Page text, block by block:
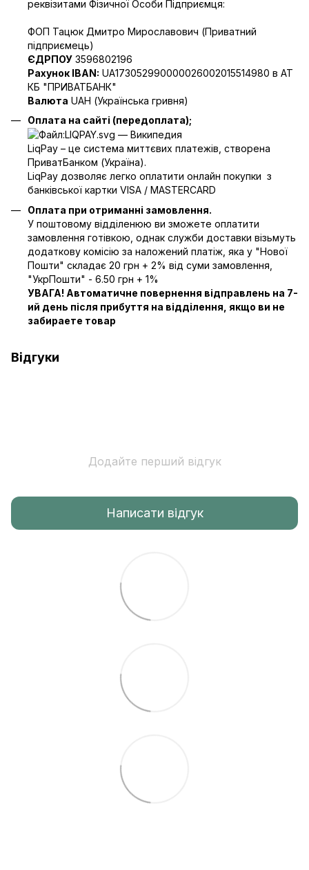
реквізитами Фізичної Особи Підприємця:
ФОП Тацюк Дмитро Мирославович (Приватний
пiдприємець)
ЄДРПОУ 3596802196
Рахунок IBAN: UA173052990000026002015514980 в АТ
КБ "ПРИВАТБАНК"
Валюта UAH (Українська гривня)
Оплата на сайті (передоплата);
LiqPay – це система миттєвих платежів, створена
ПриватБанком (Україна).
LiqPay дозволяє легко оплатити онлайн покупки з
банківської картки VISA / MASTERCARD
Оплата при отриманні замовлення.
У поштовому відділенюю ви зможете оплатити
замовлення готівкою, однак служби доставки візьмуть
додаткову комісію за наложений платіж, яка у "Нової
Пошти" складає 20 грн + 2% від суми замовлення,
"УкрПошти" - 6.50 грн + 1%
УВАГА! Автоматичне повернення відправлень на 7-
ий день після прибуття на відділення, якщо ви не
забираете товар
Відгуки
Додайте перший відгук
Написати відгук